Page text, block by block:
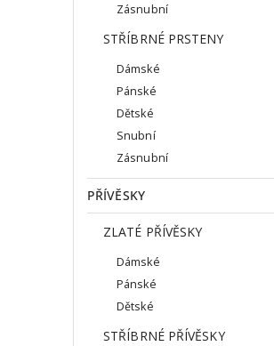
Zásnubní
STŘÍBRNÉ PRSTENY
Dámské
Pánské
Dětské
Snubní
Zásnubní
PŘÍVĚSKY
ZLATÉ PŘÍVĚSKY
Dámské
Pánské
Dětské
STŘÍBRNÉ PŘÍVĚSKY